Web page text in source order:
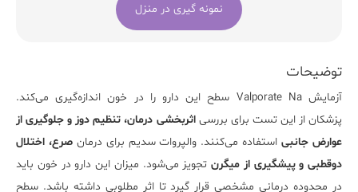
توضیحات
آزمایشValporate Na سطح این دارو را در خون اندازه‌گیری می‌کند.
پزشکان از این تست برای بررسیاثربخشی درمان، تنظیم دوز و جلوگیری از
عوارض جانبیاستفاده می‌کنند. والپروات سدیم برای درمانصرع، اختلال
دوقطبی و پیشگیری از میگرن تجویز می‌شود. میزان این دارو در خون باید
در محدوده درمانی مشخصی قرار گیرد تا اثر مطلوبی داشته باشد. سطح
نمونه گیری در منزل